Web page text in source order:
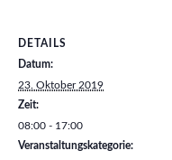
DETAILS
Datum:
23. Oktober 2019
Zeit:
08:00 - 17:00
Veranstaltungskategorie: